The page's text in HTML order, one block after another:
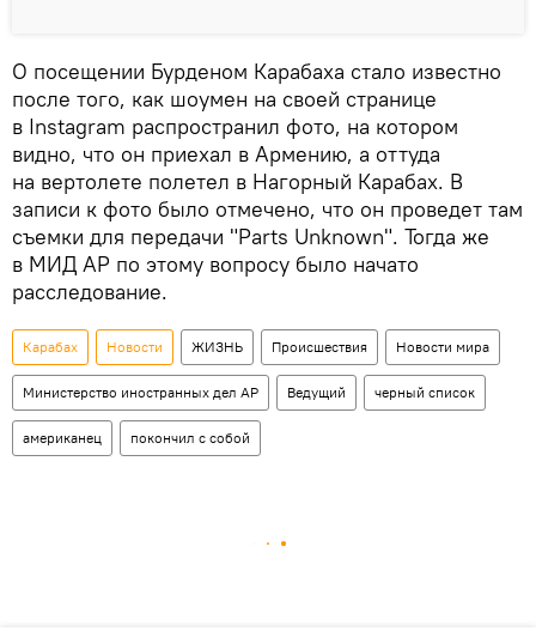
О посещении Бурденом Карабаха стало известно
после того, как шоумен на своей странице
в Instagram распространил фото, на котором
видно, что он приехал в Армению, а оттуда
на вертолете полетел в Нагорный Карабах. В
записи к фото было отмечено, что он проведет там
съемки для передачи "Parts Unknown". Тогда же
в МИД АР по этому вопросу было начато
расследование.
Карабах Новости ЖИЗНЬ Происшествия Новости мира
Министерство иностранных дел АР Ведущий черный список
американец покончил с собой